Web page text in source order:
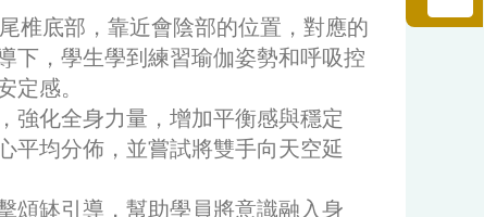
椎底部，靠近會陰部的位置，對應的
下，學生學到練習瑜伽姿勢和呼吸控
定感。
強化全身力量，增加平衡感與穩定
平均分佈，並嘗試將雙手向天空延
頌缽引導，幫助學員將意識融入身